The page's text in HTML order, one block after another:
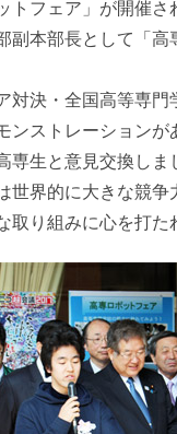
トフェア」が開催さ
副本部長として「
対決・全国高等専
ンストレーション
専生と意見交換しま
世界的に大きな競
取り組みに心を打た